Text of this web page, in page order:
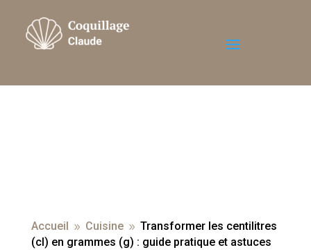
Accueil 9 Cuisine 9 Transformer les centilitres
(cl) en grammes (g) : guide pratique et astuces